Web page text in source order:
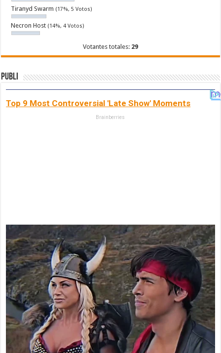
Tiranyd Swarm (17%, 5 Votos)
Necron Host (14%, 4 Votos)
Votantes totales: 29
Publi
Top 9 Most Controversial 'Late Show' Moments
Brainberries